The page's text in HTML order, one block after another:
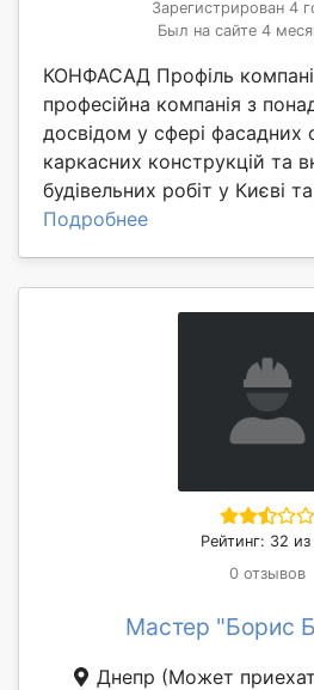
Зарегистрирован 4
Был на сайте 4
КОНФАСАД Профіль
професійна компанія з
досвідом у сфері фасадних
каркасних конструкцій та
будівельних робіт у Києві
Подробнее
Рейтинг: 32
0 отзывов
Мастер "Борис
Днепр (Может